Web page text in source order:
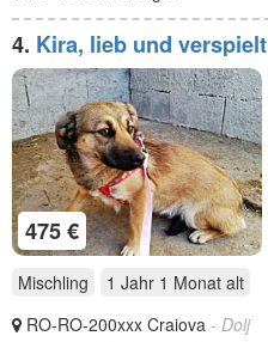
4. Kira, lieb und verspielt
475 €
Mischling 1 Jahr 1 Monat alt
RO-RO-200xxx Craiova - Dolj